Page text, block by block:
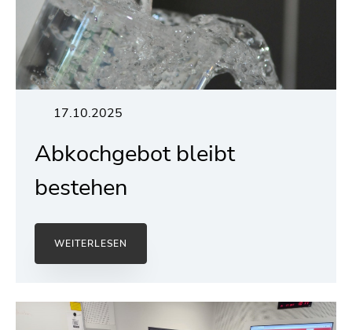
17.10.2025
Abkochgebot bleibt
bestehen
WEITERLESEN